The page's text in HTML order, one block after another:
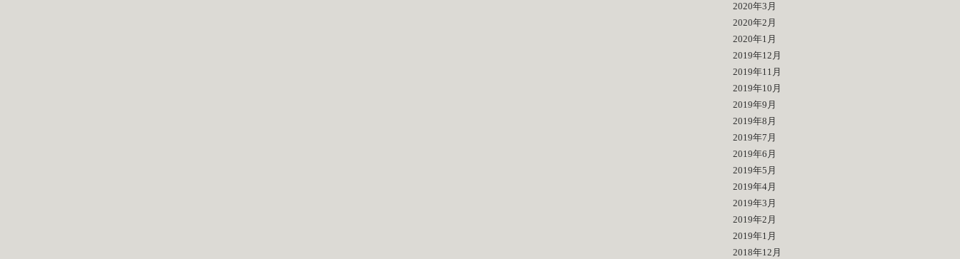
2020年3月
2020年2月
2020年1月
2019年12月
2019年11月
2019年10月
2019年9月
2019年8月
2019年7月
2019年6月
2019年5月
2019年4月
2019年3月
2019年2月
2019年1月
2018年12月